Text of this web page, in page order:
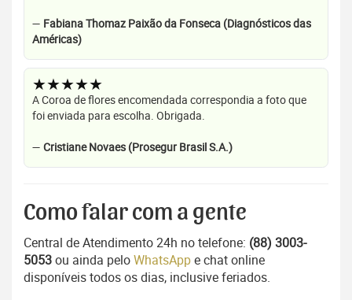
— Fabiana Thomaz Paixão da Fonseca (Diagnósticos das
Américas)
★★★★★
A Coroa de flores encomendada correspondia a foto que
foi enviada para escolha. Obrigada.
— Cristiane Novaes (Prosegur Brasil S.A.)
Como falar com a gente
Central de Atendimento 24h no telefone: (88) 3003-
5053ou ainda peloWhatsAppe chat online
disponíveis todos os dias, inclusive feriados.